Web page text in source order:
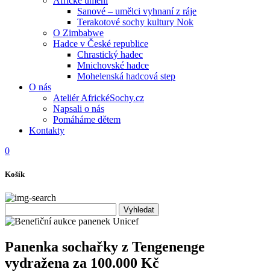
Sanové – umělci vyhnaní z ráje
Terakotové sochy kultury Nok
O Zimbabwe
Hadce v České republice
Chrastický hadec
Mnichovské hadce
Mohelenská hadcová step
O nás
Ateliér AfrickéSochy.cz
Napsali o nás
Pomáháme dětem
Kontakty
0
Košík
Panenka sochařky z Tengenenge
vydražena za 100.000 Kč